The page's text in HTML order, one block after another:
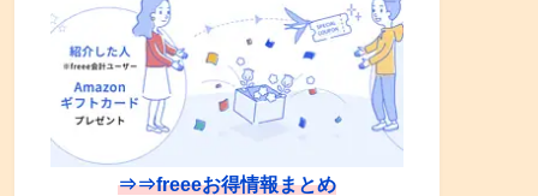
⇒⇒freeeお得情報まとめ